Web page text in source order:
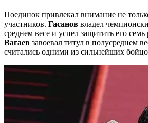
Поединок привлекал внимание не
участников. Гасанов владел
среднем весе и успел защитить его семь
Вагаев завоевал титул в полусреднем
считались одними из сильнейших